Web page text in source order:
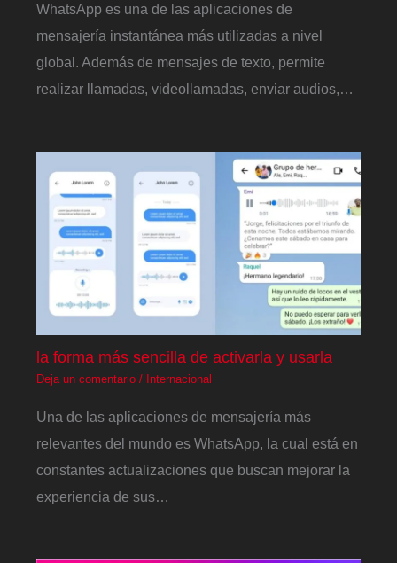
WhatsApp es una de las aplicaciones de
mensajería instantánea más utilizadas a nivel
global. Además de mensajes de texto, permite
realizar llamadas, videollamadas, enviar audios,…
la forma más sencilla de activarla y usarla
Deja un comentario / Internacional
Una de las aplicaciones de mensajería más
relevantes del mundo es WhatsApp, la cual está en
constantes actualizaciones que buscan mejorar la
experiencia de sus…